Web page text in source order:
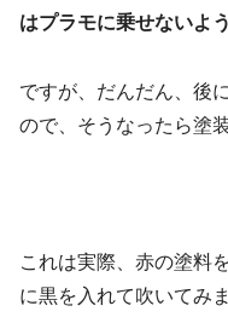
はプラモに乗せないよ
ですが、だんだん、後
ので、そうなったら塗
これは実際、赤の塗料
に黒を入れて吹いてみ